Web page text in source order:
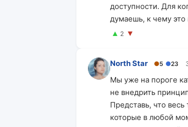
доступности. Для
думаешь, к чему
▲ 2 ▼
North Star ●5 ●23
Мы уже на пороге
не внедрить
Представь, что весь
которые в любой